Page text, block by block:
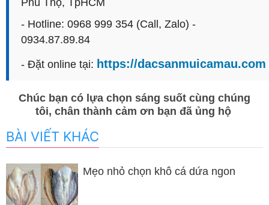
- Hotline: 0968 999 354 (Call, Zalo) -
0934.87.89.84
- Đặt online tại: https://dacsanmuicamau.com
Chúc bạn có lựa chọn sáng suốt cùng chúng
tôi, chân thành cảm ơn bạn đã ủng hộ
BÀI VIẾT KHÁC
Mẹo nhỏ chọn khô cá dứa ngon